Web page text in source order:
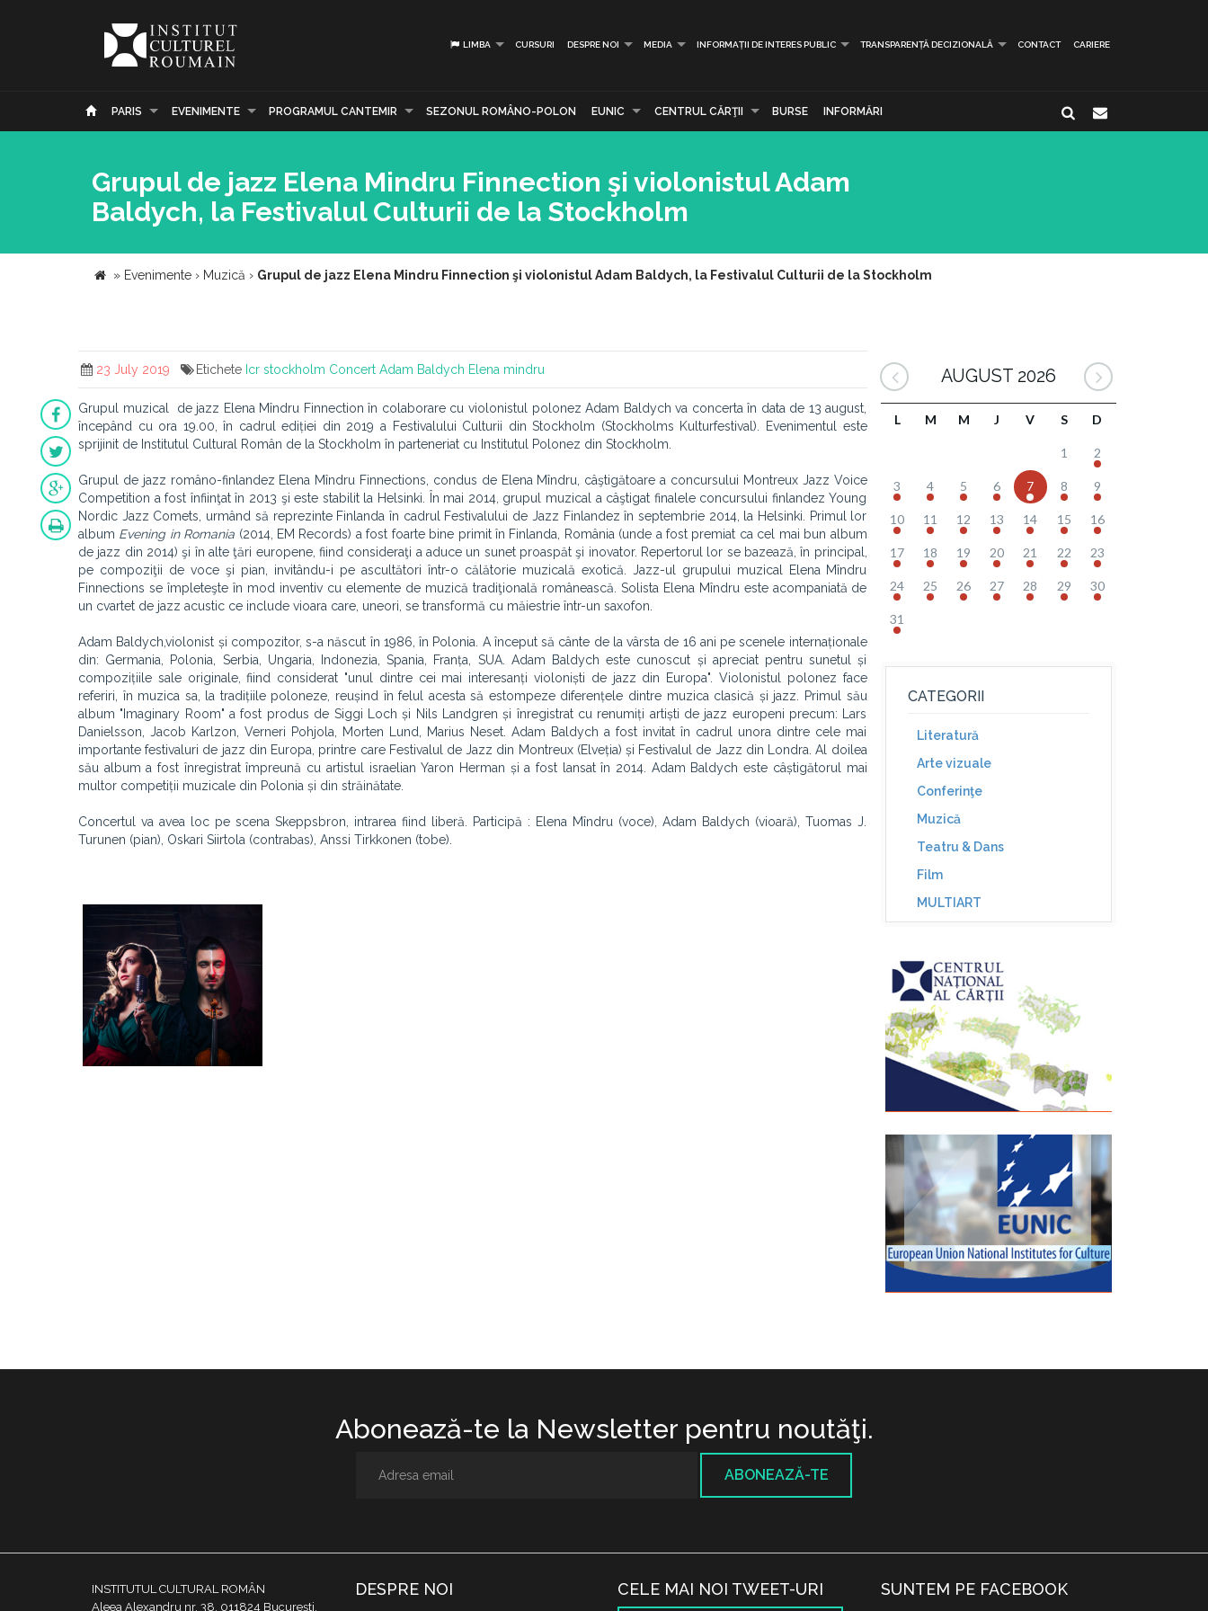
LIMBA CURSURI DESPRE NOI MEDIA INFORMAȚII DE INTERES PUBLIC TRANSPARENȚĂ DECIZIONALĂ CONTACT CARIERE
PARIS EVENIMENTE PROGRAMUL CANTEMIR SEZONUL ROMÂNO-POLON EUNIC CENTRUL CĂRŢII BURSE INFORMĂRI
Grupul de jazz Elena Mindru Finnection şi violonistul Adam
Baldych, la Festivalul Culturii de la Stockholm
» Evenimente › Muzică › Grupul de jazz Elena Mindru Finnection şi violonistul Adam Baldych, la Festivalul Culturii de la Stockholm
23 July 2019 Etichete Icr stockholm Concert Adam Baldych Elena mindru
Grupul muzical de jazz Elena Mîndru Finnection în colaborare cu violonistul polonez Adam Baldych va concerta în data de 13 august,
începând cu ora 19.00, în cadrul ediției din 2019 a Festivalului Culturii din Stockholm (Stockholms Kulturfestival). Evenimentul este
sprijinit de Institutul Cultural Român de la Stockholm în parteneriat cu Institutul Polonez din Stockholm.
Grupul de jazz româno-finlandez Elena Mîndru Finnections, condus de Elena Mîndru, câştigătoare a concursului Montreux Jazz Voice
Competition a fost înfiinţat în 2013 şi este stabilit la Helsinki. În mai 2014, grupul muzical a câştigat finalele concursului finlandez Young
Nordic Jazz Comets, urmând să reprezinte Finlanda în cadrul Festivalului de Jazz Finlandez în septembrie 2014, la Helsinki. Primul lor
album Evening in Romania (2014, EM Records) a fost foarte bine primit în Finlanda, România (unde a fost premiat ca cel mai bun album
de jazz din 2014) şi în alte ţări europene, fiind consideraţi a aduce un sunet proaspăt şi inovator. Repertorul lor se bazează, în principal,
pe compoziţii de voce şi pian, invitându-i pe ascultători într-o călătorie muzicală exotică. Jazz-ul grupului muzical Elena Mîndru
Finnections se împleteşte în mod inventiv cu elemente de muzică tradiţională românească. Solista Elena Mîndru este acompaniată de
un cvartet de jazz acustic ce include vioara care, uneori, se transformă cu măiestrie într-un saxofon.
Adam Baldych,violonist și compozitor, s-a născut în 1986, în Polonia. A început să cânte de la vârsta de 16 ani pe scenele internaționale
din: Germania, Polonia, Serbia, Ungaria, Indonezia, Spania, Franța, SUA. Adam Baldych este cunoscut și apreciat pentru sunetul și
compozițiile sale originale, fiind considerat "unul dintre cei mai interesanți violoniști de jazz din Europa". Violonistul polonez face
referiri, în muzica sa, la tradițiile poloneze, reușind în felul acesta să estompeze diferențele dintre muzica clasică și jazz. Primul său
album "Imaginary Room" a fost produs de Siggi Loch și Nils Landgren și înregistrat cu renumiți artiști de jazz europeni precum: Lars
Danielsson, Jacob Karlzon, Verneri Pohjola, Morten Lund, Marius Neset. Adam Baldych a fost invitat în cadrul unora dintre cele mai
importante festivaluri de jazz din Europa, printre care Festivalul de Jazz din Montreux (Elveția) și Festivalul de Jazz din Londra. Al doilea
său album a fost înregistrat împreună cu artistul israelian Yaron Herman și a fost lansat în 2014. Adam Baldych este câștigătorul mai
multor competiții muzicale din Polonia și din străinătate.
Concertul va avea loc pe scena Skeppsbron, intrarea fiind liberă. Participă : Elena Mîndru (voce), Adam Baldych (vioară), Tuomas J.
Turunen (pian), Oskari Siirtola (contrabas), Anssi Tirkkonen (tobe).
AUGUST 2026
L M M J V S D
1 2
3 4 5 6 7 8 9
10 11 12 13 14 15 16
17 18 19 20 21 22 23
24 25 26 27 28 29 30
31
CATEGORII
Literatură
Arte vizuale
Conferinţe
Muzică
Teatru & Dans
Film
MULTIART
Abonează-te la Newsletter pentru noutăţi.
ABONEAZĂ-TE
INSTITUTUL CULTURAL ROMÂN
Aleea Alexandru nr. 38, 011824 București,
DESPRE NOI CELE MAI NOI TWEET-URI SUNTEM PE FACEBOOK